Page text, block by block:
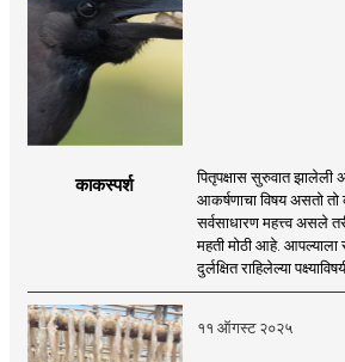
काकस्पर्श
पितृपक्षास सुरुवात झालेली
आकर्षणाचा विषय असतो तो
सर्वसाधारण महत्त्व असले
महती मोठी आहे. आपल्याला
दुर्लक्षित राहिलेल्या
११ ऑगस्ट २०२५